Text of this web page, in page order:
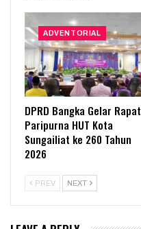
ADVENTORIAL
DPRD Bangka Gelar Rapat
Paripurna HUT Kota
Sungailiat ke 260 Tahun
2026
PREV NEXT